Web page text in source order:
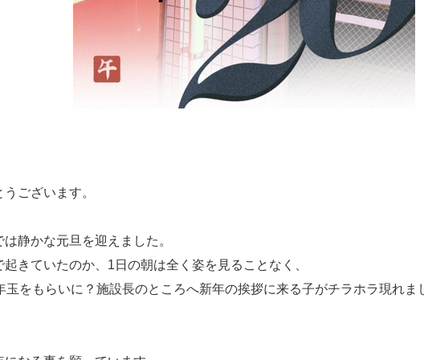
ございます。
静かな元旦を迎えました。
きていたのか、1日の朝は全く姿を見ることなく、
玉をもらいに？施設長のところへ新年の挨拶に来る子がチラホラ現れま